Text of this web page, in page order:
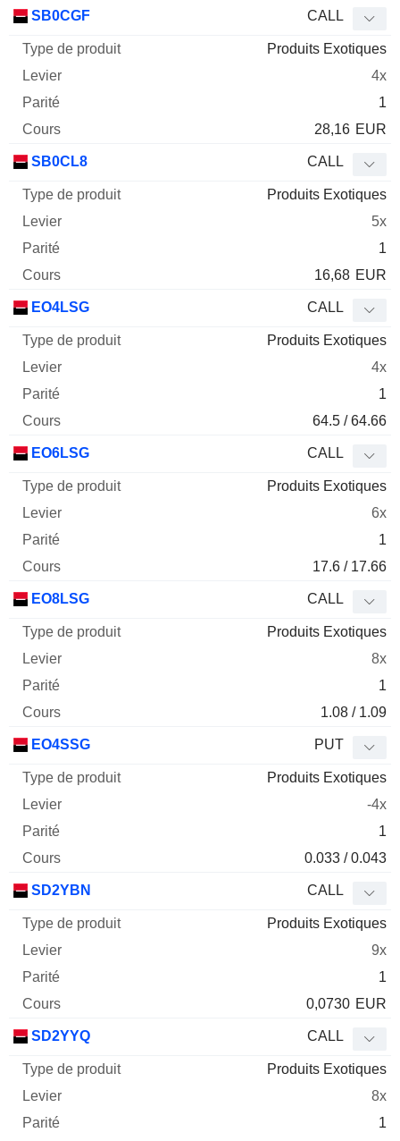
SB0CGF CALL
Produits Exotiques
4x
1
28,16 EUR
SB0CL8 CALL
Produits Exotiques
5x
1
16,68 EUR
EO4LSG CALL
Produits Exotiques
4x
1
64.5 / 64.66
EO6LSG CALL
Produits Exotiques
6x
1
17.6 / 17.66
EO8LSG CALL
Produits Exotiques
8x
1
1.08 / 1.09
EO4SSG PUT
Produits Exotiques
-4x
1
0.033 / 0.043
SD2YBN CALL
Produits Exotiques
9x
1
0,0730 EUR
SD2YYQ CALL
Produits Exotiques
8x
1